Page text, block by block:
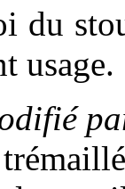
du
usage.